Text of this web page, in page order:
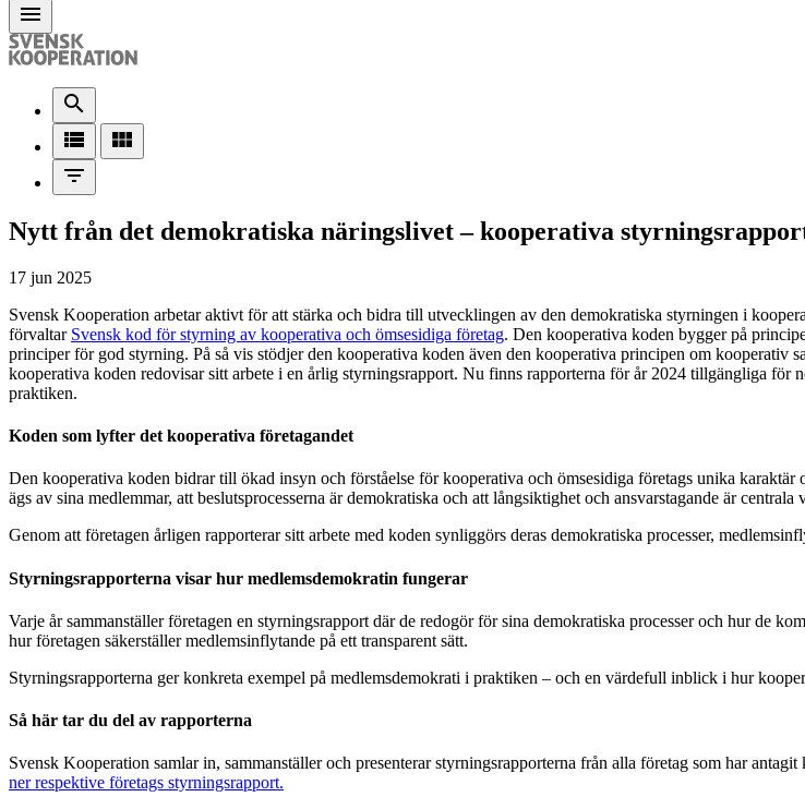
menu
search
view_list
view_module
filter_list
Nytt från det demokratiska näringslivet – kooperativa
17 jun 2025
Svensk Kooperation arbetar aktivt för att stärka och bidra till utvecklingen av den demokratiska styrningen i
förvaltar Svensk kod för styrning av kooperativa och ömsesidiga företag. Den kooperativa koden bygger på
principer för god styrning. På så vis stödjer den kooperativa koden även den kooperativa principen om kooperativ
kooperativa koden redovisar sitt arbete i en årlig styrningsrapport. Nu finns rapporterna för år 2024 tillgängliga
praktiken.
Koden som lyfter det kooperativa företagandet
Den kooperativa koden bidrar till ökad insyn och förståelse för kooperativa och ömsesidiga företags unika
ägs av sina medlemmar, att beslutsprocesserna är demokratiska och att långsiktighet och ansvarstagande är centrala
Genom att företagen årligen rapporterar sitt arbete med koden synliggörs deras demokratiska processer,
Styrningsrapporterna visar hur medlemsdemokratin fungerar
Varje år sammanställer företagen en styrningsrapport där de redogör för sina demokratiska processer och hur de
hur företagen säkerställer medlemsinflytande på ett transparent sätt.
Styrningsrapporterna ger konkreta exempel på medlemsdemokrati i praktiken – och en värdefull inblick i hur
Så här tar du del av rapporterna
Svensk Kooperation samlar in, sammanställer och presenterar styrningsrapporterna från alla företag som har
ner respektive företags styrningsrapport.